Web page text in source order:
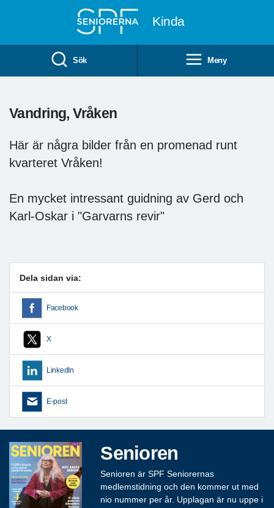
Kinda
Sök Meny
Vandring, Vråken
Här är några bilder från en promenad runt
kvarteret Vråken!
En mycket intressant guidning av Gerd och
Karl-Oskar i "Garvarns revir"
Dela sidan via:
Facebook
X
LinkedIn
E-post
Senioren
Senioren är SPF Seniorernas
medlemstidning och den kommer ut med
nio nummer per år. Upplagan är nu uppe i